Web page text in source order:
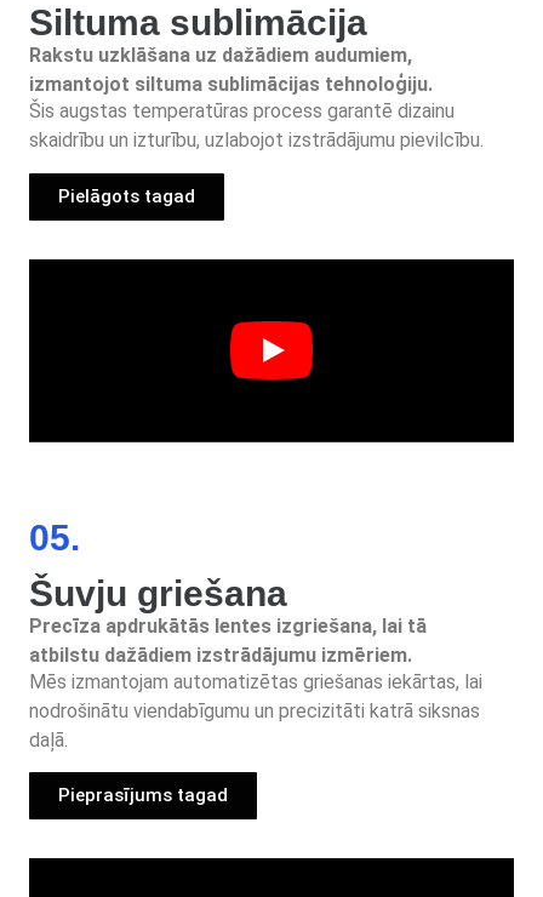
Siltuma sublimācija
Rakstu uzklāšana uz dažādiem audumiem,
izmantojot siltuma sublimācijas tehnoloģiju.
Šis augstas temperatūras process garantē dizainu
skaidrību un izturību, uzlabojot izstrādājumu pievilcību.
Pielāgots tagad
05.
Šuvju griešana
Precīza apdrukātās lentes izgriešana, lai tā
atbilstu dažādiem izstrādājumu izmēriem.
Mēs izmantojam automatizētas griešanas iekārtas, lai
nodrošinātu viendabīgumu un precizitāti katrā siksnas
daļā.
Pieprasījums tagad